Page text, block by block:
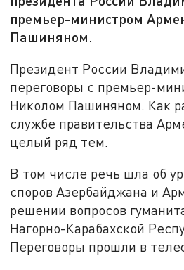
премьер-министром
Пашиняном.
Президент России
переговоры с премьер-
Николом Пашиняном. Как
службе правительства
целый ряд тем.
В том числе речь шла об
споров Азербайджана и
решении вопросов
Нагорно-Карабахской
Переговоры прошли в